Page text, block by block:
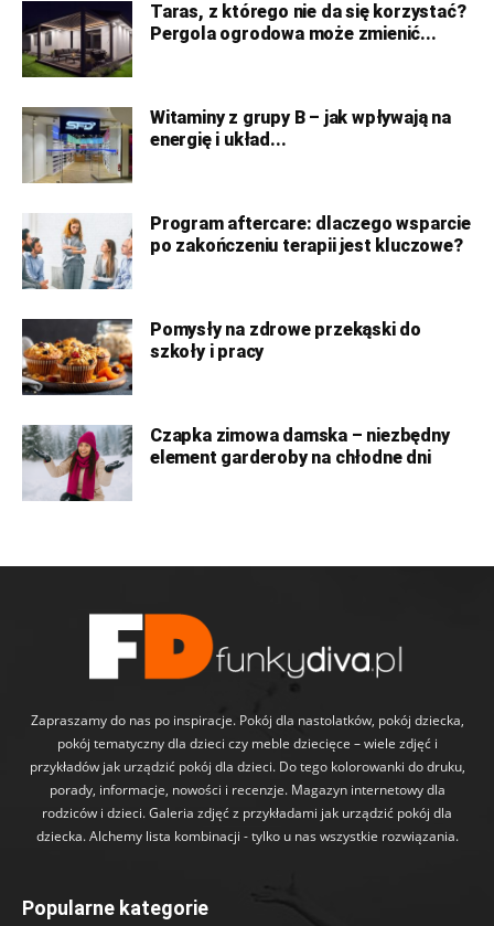
Taras, z którego nie da się korzystać?
Pergola ogrodowa może zmienić...
Witaminy z grupy B – jak wpływają na
energię i układ...
Program aftercare: dlaczego wsparcie
po zakończeniu terapii jest kluczowe?
Pomysły na zdrowe przekąski do
szkoły i pracy
Czapka zimowa damska – niezbędny
element garderoby na chłodne dni
Zapraszamy do nas po inspiracje. Pokój dla nastolatków, pokój dziecka,
pokój tematyczny dla dzieci czy meble dziecięce – wiele zdjęć i
przykładów jak urządzić pokój dla dzieci. Do tego kolorowanki do druku,
porady, informacje, nowości i recenzje. Magazyn internetowy dla
rodziców i dzieci. Galeria zdjęć z przykładami jak urządzić pokój dla
dziecka. Alchemy lista kombinacji - tylko u nas wszystkie rozwiązania.
Popularne kategorie